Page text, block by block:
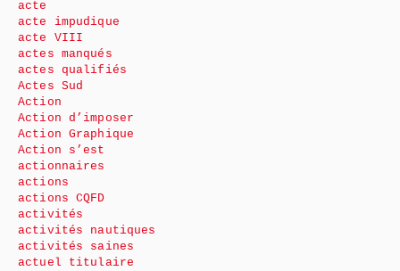
acte
acte impudique
acte VIII
actes manqués
actes qualifiés
Actes Sud
Action
Action d’imposer
Action Graphique
Action s’est
actionnaires
actions
actions CQFD
activités
activités nautiques
activités saines
actuel titulaire